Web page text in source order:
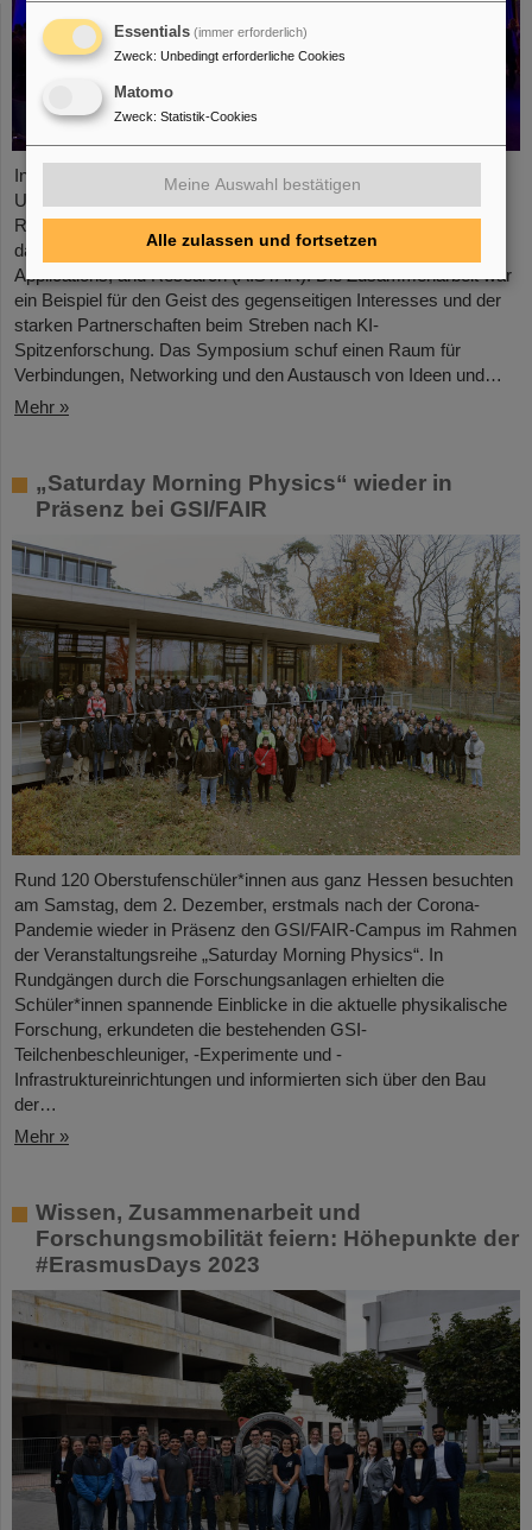
In Zusammenarbeit mit GSI/FAIR und der Technischen
Universität Darmstadt veranstaltete das Europäische
Raumfahrtkontrollzentrum (ESOC) kürzlich zum zweiten Mal
das Artificial Intelligence Symposium on Technology,
Applications, and Research (AISTAR). Die Zusammenarbeit war
ein Beispiel für den Geist des gegenseitigen Interesses und der
starken Partnerschaften beim Streben nach KI-
Spitzenforschung. Das Symposium schuf einen Raum für
Verbindungen, Networking und den Austausch von Ideen und…
Mehr »
„Saturday Morning Physics“ wieder in
Präsenz bei GSI/FAIR
Rund 120 Oberstufenschüler*innen aus ganz Hessen besuchten
am Samstag, dem 2. Dezember, erstmals nach der Corona-
Pandemie wieder in Präsenz den GSI/FAIR-Campus im Rahmen
der Veranstaltungsreihe „Saturday Morning Physics“. In
Rundgängen durch die Forschungsanlagen erhielten die
Schüler*innen spannende Einblicke in die aktuelle physikalische
Forschung, erkundeten die bestehenden GSI-
Teilchenbeschleuniger, -Experimente und -
Infrastruktureinrichtungen und informierten sich über den Bau
der…
Mehr »
Wissen, Zusammenarbeit und
Forschungsmobilität feiern: Höhepunkte der
#ErasmusDays 2023
Essentials (immer erforderlich)
Zweck: Unbedingt erforderliche Cookies
Matomo
Zweck: Statistik-Cookies
Meine Auswahl bestätigen
Alle zulassen und fortsetzen